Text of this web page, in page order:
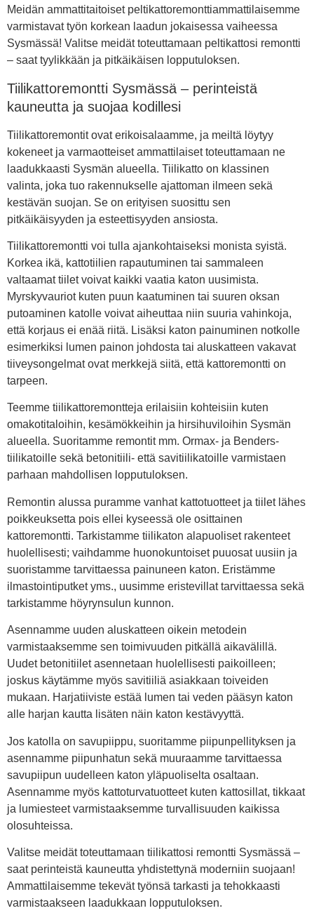
Meidän ammattitaitoiset peltikattoremonttiammattilaisemme
varmistavat työn korkean laadun jokaisessa vaiheessa
Sysmässä! Valitse meidät toteuttamaan peltikattosi remontti
– saat tyylikkään ja pitkäikäisen lopputuloksen.
Tiilikattoremontti Sysmässä – perinteistä
kauneutta ja suojaa kodillesi
Tiilikattoremontit ovat erikoisalaamme, ja meiltä löytyy
kokeneet ja varmaotteiset ammattilaiset toteuttamaan ne
laadukkaasti Sysmän alueella. Tiilikatto on klassinen
valinta, joka tuo rakennukselle ajattoman ilmeen sekä
kestävän suojan. Se on erityisen suosittu sen
pitkäikäisyyden ja esteettisyyden ansiosta.
Tiilikattoremontti voi tulla ajankohtaiseksi monista syistä.
Korkea ikä, kattotiilien rapautuminen tai sammaleen
valtaamat tiilet voivat kaikki vaatia katon uusimista.
Myrskyvauriot kuten puun kaatuminen tai suuren oksan
putoaminen katolle voivat aiheuttaa niin suuria vahinkoja,
että korjaus ei enää riitä. Lisäksi katon painuminen notkolle
esimerkiksi lumen painon johdosta tai aluskatteen vakavat
tiiveysongelmat ovat merkkejä siitä, että kattoremontti on
tarpeen.
Teemme tiilikattoremontteja erilaisiin kohteisiin kuten
omakotitaloihin, kesämökkeihin ja hirsihuviloihin Sysmän
alueella. Suoritamme remontit mm. Ormax- ja Benders-
tiilikatoille sekä betonitiili- että savitiilikatoille varmistaen
parhaan mahdollisen lopputuloksen.
Remontin alussa puramme vanhat kattotuotteet ja tiilet lähes
poikkeuksetta pois ellei kyseessä ole osittainen
kattoremontti. Tarkistamme tiilikaton alapuoliset rakenteet
huolellisesti; vaihdamme huonokuntoiset puuosat uusiin ja
suoristamme tarvittaessa painuneen katon. Eristämme
ilmastointiputket yms., uusimme eristevillat tarvittaessa sekä
tarkistamme höyrynsulun kunnon.
Asennamme uuden aluskatteen oikein metodein
varmistaaksemme sen toimivuuden pitkällä aikavälillä.
Uudet betonitiilet asennetaan huolellisesti paikoilleen;
joskus käytämme myös savitiiliä asiakkaan toiveiden
mukaan. Harjatiiviste estää lumen tai veden pääsyn katon
alle harjan kautta lisäten näin katon kestävyyttä.
Jos katolla on savupiippu, suoritamme piipunpellityksen ja
asennamme piipunhatun sekä muuraamme tarvittaessa
savupiipun uudelleen katon yläpuoliselta osaltaan.
Asennamme myös kattoturvatuotteet kuten kattosillat, tikkaat
ja lumiesteet varmistaaksemme turvallisuuden kaikissa
olosuhteissa.
Valitse meidät toteuttamaan tiilikattosi remontti Sysmässä –
saat perinteistä kauneutta yhdistettynä moderniin suojaan!
Ammattilaisemme tekevät työnsä tarkasti ja tehokkaasti
varmistaakseen laadukkaan lopputuloksen.